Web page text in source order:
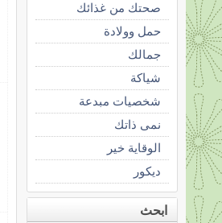
صحتك من غذائك
حمل وولادة
جمالك
شياكة
شخصيات مبدعة
نمى ذاتك
الوقاية خير
ديكور
ابحث